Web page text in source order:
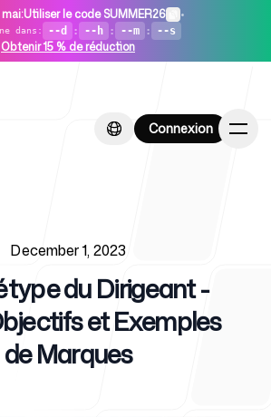
:Utiliser le code SUMMER26 •
dans : --d : --h : --m : --s
Obtenir 15 % de réduction
Connexion
Connexion
December 1, 2023
du Dirigeant -
et Exemples
de Marques